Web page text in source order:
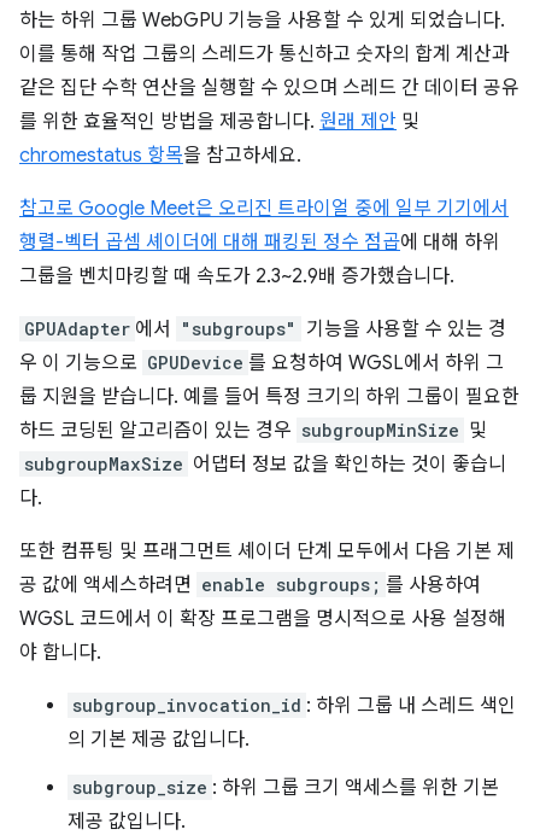
하는 하위 그룹 WebGPU 기능을 사용할 수 있게 되었습니다.
이를 통해 작업 그룹의 스레드가 통신하고 숫자의 합계 계산과
같은 집단 수학 연산을 실행할 수 있으며 스레드 간 데이터 공유
를 위한 효율적인 방법을 제공합니다. 원래 제안 및
chromestatus 항목을 참고하세요.
참고로 Google Meet은 오리진 트라이얼 중에 일부 기기에서
행렬-벡터 곱셈 셰이더에 대해 패킹된 정수 점곱에 대해 하위
그룹을 벤치마킹할 때 속도가 2.3~2.9배 증가했습니다.
GPUAdapter 에서 "subgroups"
기능을 사용할 수 있는 경
우 이 기능으로 GPUDevice 를 요청하여 WGSL에서 하위 그
룹 지원을 받습니다. 예를 들어 특정 크기의 하위 그룹이 필요한
하드 코딩된 알고리즘이 있는 경우 subgroupMinSize 및
subgroupMaxSize 어댑터 정보 값을 확인하는 것이 좋습니
다.
또한 컴퓨팅 및 프래그먼트 셰이더 단계 모두에서 다음 기본 제
공 값에 액세스하려면 enable subgroups; 를 사용하여
WGSL 코드에서 이 확장 프로그램을 명시적으로 사용 설정해
야 합니다.
subgroup_invocation_id : 하위 그룹 내 스레드 색인
의 기본 제공 값입니다.
subgroup_size : 하위 그룹 크기 액세스를 위한 기본
제공 값입니다.